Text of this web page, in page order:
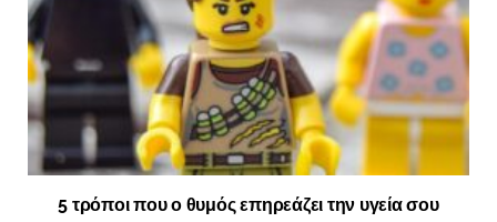
5 τρόποι που ο θυμός επηρεάζει την υγεία σου